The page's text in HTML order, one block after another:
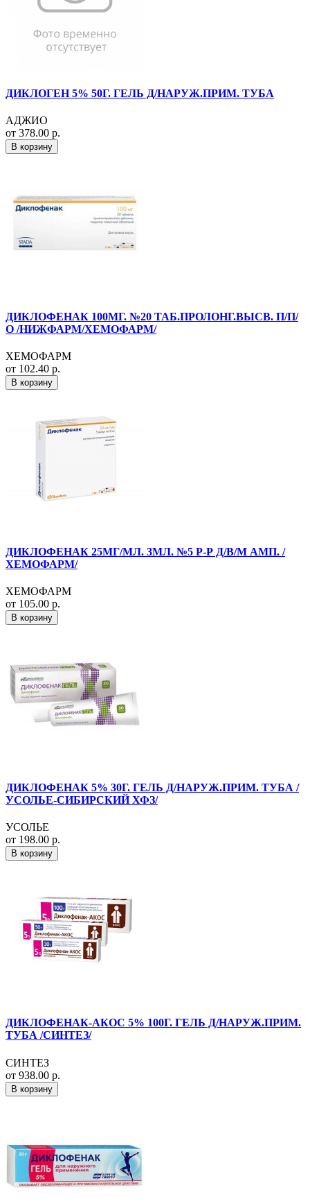
ДИКЛОГЕН 5% 50Г. ГЕЛЬ Д/НАРУЖ.ПРИМ. ТУБА
АДЖИО
от 378.00 р.
В корзину
ДИКЛОФЕНАК 100МГ. №20 ТАБ.ПРОЛОНГ.ВЫСВ. П/П/
О /НИЖФАРМ/ХЕМОФАРМ/
ХЕМОФАРМ
от 102.40 р.
В корзину
ДИКЛОФЕНАК 25МГ/МЛ. 3МЛ. №5 Р-Р Д/В/М АМП. /
ХЕМОФАРМ/
ХЕМОФАРМ
от 105.00 р.
В корзину
ДИКЛОФЕНАК 5% 30Г. ГЕЛЬ Д/НАРУЖ.ПРИМ. ТУБА /
УСОЛЬЕ-СИБИРСКИЙ ХФЗ/
УСОЛЬЕ
от 198.00 р.
В корзину
ДИКЛОФЕНАК-АКОС 5% 100Г. ГЕЛЬ Д/НАРУЖ.ПРИМ.
ТУБА /СИНТЕЗ/
СИНТЕЗ
от 938.00 р.
В корзину